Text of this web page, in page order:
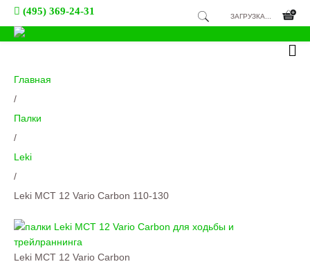
(495) 369-24-31 ЗАГРУЗКА...
Главная
/
Палки
/
Leki
/
Leki MCT 12 Vario Carbon 110-130
Leki MCT 12 Vario Carbon